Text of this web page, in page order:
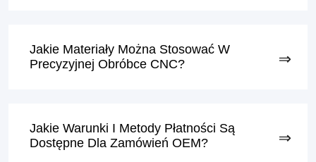
Jakie Materiały Można Stosować W
Precyzyjnej Obróbce CNC?
Jakie Warunki I Metody Płatności Są
Dostępne Dla Zamówień OEM?